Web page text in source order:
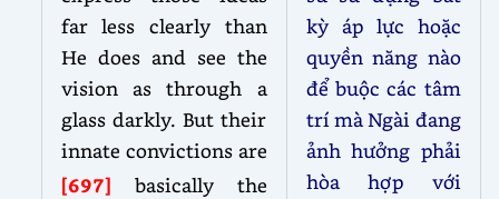
far less clearly than
He does and see the
vision as through a
glass darkly. But their
innate convictions are
[697]
basically the
kỳ áp lực hoặc
quyền năng nào
để buộc các tâm
trí mà Ngài đang
ảnh hưởng phải
hòa hợp với